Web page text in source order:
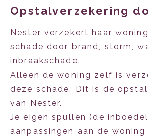
Opstalverzekering
Nester verzekert haar
schade door brand, storm,
inbraakschade.
Alleen de woning zelf is
deze schade. Dit is de
van Nester.
Je eigen spullen (de
aanpassingen aan de